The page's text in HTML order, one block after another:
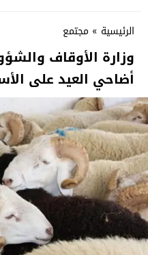
الرئيسية » مجتمع
وزارة الأوقاف
أضاحي العيد على